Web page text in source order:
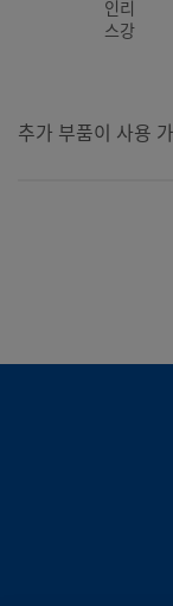
인리
스강
추가 부품이 사용